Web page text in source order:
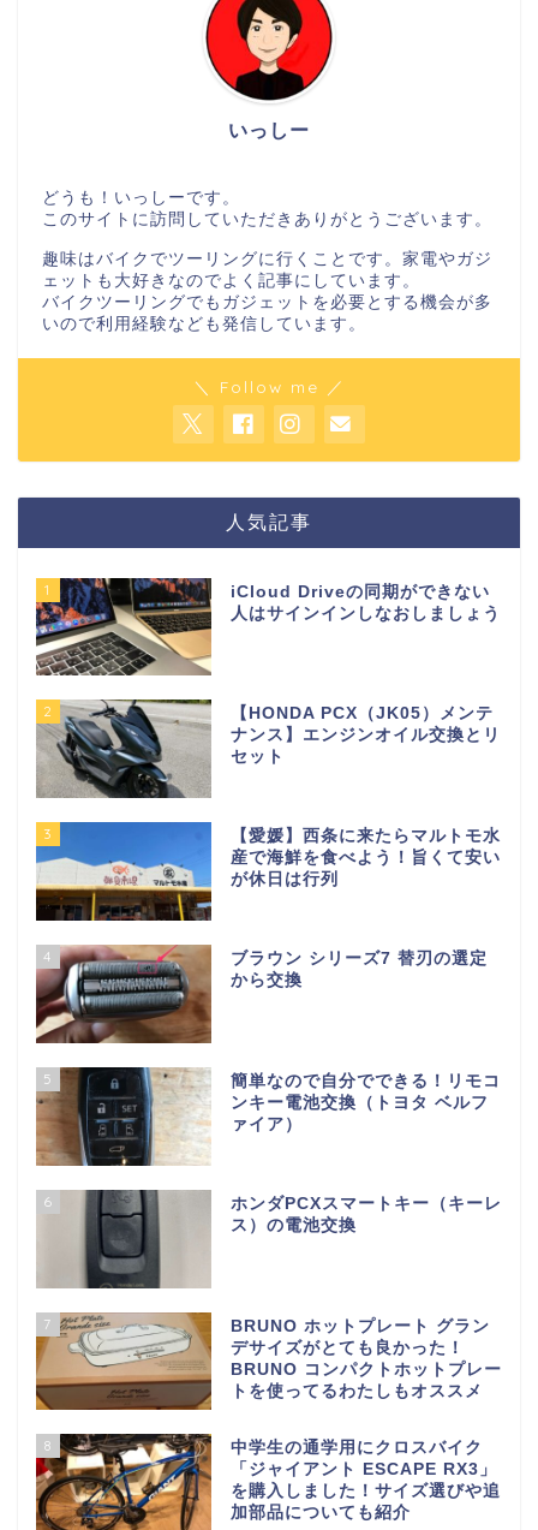
いっしー
どうも！いっしーです。
このサイトに訪問していただきありがとうございます。
趣味はバイクでツーリングに行くことです。家電やガジ
ェットも大好きなのでよく記事にしています。
バイクツーリングでもガジェットを必要とする機会が多
いので利用経験なども発信しています。
＼ Follow me ／
人気記事
1
iCloud Driveの同期ができない
人はサインインしなおしましょう
2
【HONDA PCX（JK05）メンテ
ナンス】エンジンオイル交換とリ
セット
3
【愛媛】西条に来たらマルトモ水
産で海鮮を食べよう！旨くて安い
が休日は行列
4
ブラウン シリーズ7 替刃の選定
から交換
5
簡単なので自分でできる！リモコ
ンキー電池交換（トヨタ ベルフ
ァイア）
6
ホンダPCXスマートキー（キーレ
ス）の電池交換
7
BRUNO ホットプレート グラン
デサイズがとても良かった！
BRUNO コンパクトホットプレー
トを使ってるわたしもオススメ
8
中学生の通学用にクロスバイク
「ジャイアント ESCAPE RX3」
を購入しました！サイズ選びや追
加部品についても紹介